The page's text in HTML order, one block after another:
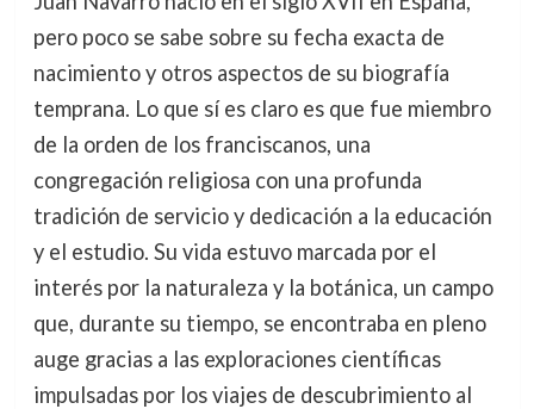
pero poco se sabe sobre su fecha exacta de
nacimiento y otros aspectos de su biografía
temprana. Lo que sí es claro es que fue miembro
de la orden de los franciscanos, una
congregación religiosa con una profunda
tradición de servicio y dedicación a la educación
y el estudio. Su vida estuvo marcada por el
interés por la naturaleza y la botánica, un campo
que, durante su tiempo, se encontraba en pleno
auge gracias a las exploraciones científicas
impulsadas por los viajes de descubrimiento al